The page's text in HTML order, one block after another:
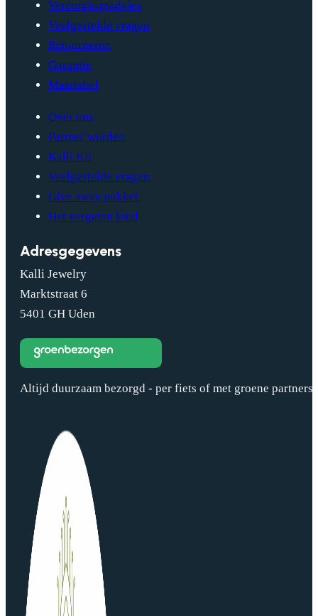
Verzorgingsadvies
Veelgestelde vragen
Retourneren
Garantie
Maattabel
Over ons
Partner worden
Kalli Kit
Veelgestelde vragen
Give away pakket
Het vergeten kind
Adresgegevens
Kalli Jewelry
Marktstraat 6
5401 GH Uden
Altijd duurzaam bezorgd - per fiets of met groene partners